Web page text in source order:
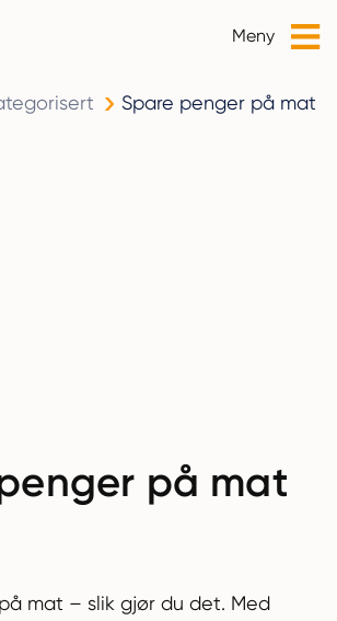
Meny
Spare penger på mat
på mat
mat – slik gjør du det. Med